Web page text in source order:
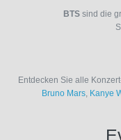
BTS sind die
Entdecken Sie alle
Bruno Mars, Kanye